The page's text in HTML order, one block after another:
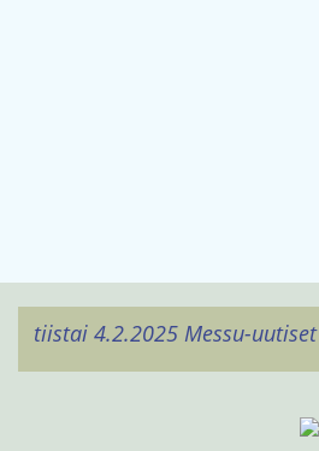
tiistai 4.2.2025 Messu-uutiset